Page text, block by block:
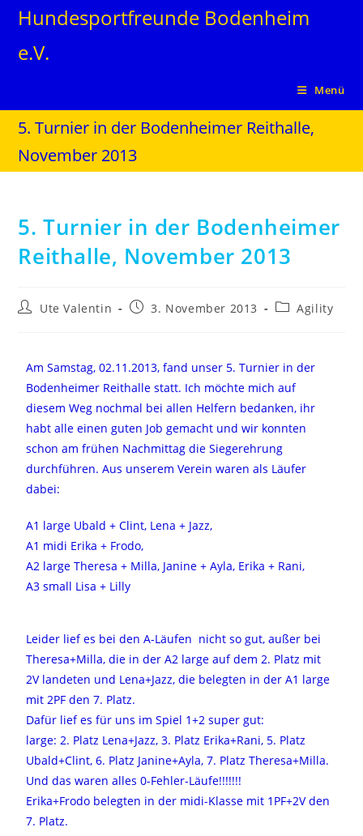
Hundesportfreunde Bodenheim
e.V.
Menü
5. Turnier in der Bodenheimer Reithalle,
November 2013
5. Turnier in der Bodenheimer
Reithalle, November 2013
Ute Valentin 3. November 2013 Agility
Am Samstag, 02.11.2013, fand unser 5. Turnier in der
Bodenheimer Reithalle statt. Ich möchte mich auf
diesem Weg nochmal bei allen Helfern bedanken, ihr
habt alle einen guten Job gemacht und wir konnten
schon am frühen Nachmittag die Siegerehrung
durchführen. Aus unserem Verein waren als Läufer
dabei:
A1 large Ubald + Clint, Lena + Jazz,
A1 midi Erika + Frodo,
A2 large Theresa + Milla, Janine + Ayla, Erika + Rani,
A3 small Lisa + Lilly
Leider lief es bei den A-Läufen nicht so gut, außer bei
Theresa+Milla, die in der A2 large auf dem 2. Platz mit
2V landeten und Lena+Jazz, die belegten in der A1 large
mit 2PF den 7. Platz.
Dafür lief es für uns im Spiel 1+2 super gut:
large: 2. Platz Lena+Jazz, 3. Platz Erika+Rani, 5. Platz
Ubald+Clint, 6. Platz Janine+Ayla, 7. Platz Theresa+Milla.
Und das waren alles 0-Fehler-Läufe!!!!!!!
Erika+Frodo belegten in der midi-Klasse mit 1PF+2V den
7. Platz.